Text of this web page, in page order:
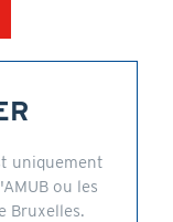
uniquement
ou les
Bruxelles.